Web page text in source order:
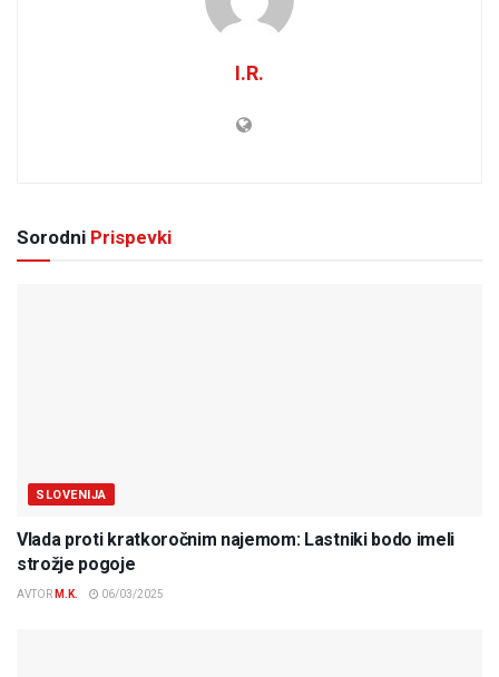
I.R.
Sorodni Prispevki
SLOVENIJA
Vlada proti kratkoročnim najemom: Lastniki bodo imeli
strožje pogoje
AVTOR M.K. 06/03/2025